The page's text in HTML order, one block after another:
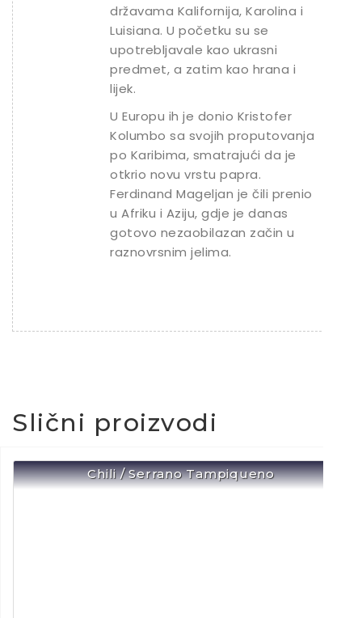
državama Kalifornija, Karolina i
Luisiana. U početku su se
upotrebljavale kao ukrasni
predmet, a zatim kao hrana i
lijek.
U Europu ih je donio Kristofer
Kolumbo sa svojih proputovanja
po Karibima, smatrajući da je
otkrio novu vrstu papra.
Ferdinand Mageljan je čili prenio
u Afriku i Aziju, gdje je danas
gotovo nezaobilazan začin u
raznovrsnim jelima.
Slični proizvodi
Chili / Serrano Tampiqueno